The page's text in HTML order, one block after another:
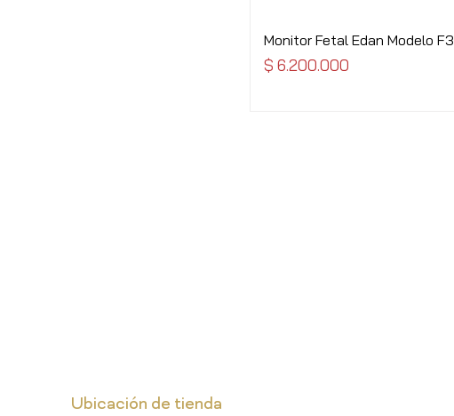
Monitor Fetal Edan Modelo F3
Precio
$ 6.200.000
Ubicación de tienda